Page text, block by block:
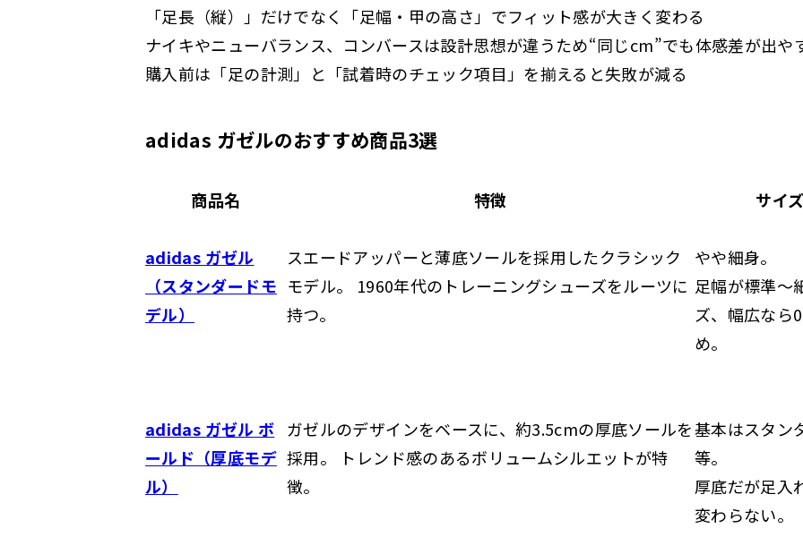
「足長（縦）」だけでなく「足幅・甲の高さ」でフィット感が大きく変わる
ナイキやニューバランス、コンバースは設計思想が違うため“同じcm”でも体感差が出や
購入前は「足の計測」と「試着時のチェック項目」を揃えると失敗が減る
adidas ガゼルのおすすめ商品3選
商品名 特徴 サイ
adidas ガゼル
（スタンダードモ
デル）
スエードアッパーと薄底ソールを採用したクラシック
モデル。 1960年代のトレーニングシューズをルーツに
持つ。
やや細身。
足幅が標準〜
ズ、幅広なら
め。
adidas ガゼル ボ
ールド（厚底モデ
ル）
ガゼルのデザインをベースに、約3.5cmの厚底ソールを
採用。 トレンド感のあるボリュームシルエットが特
徴。
基本はスタン
等。
厚底だが足入
変わらない。